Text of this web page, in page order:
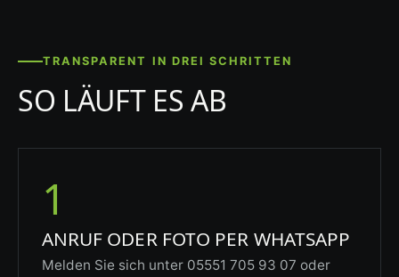
TRANSPARENT IN DREI SCHRITTEN
SO LÄUFT ES AB
1
ANRUF ODER FOTO PER WHATSAPP
Melden Sie sich unter 05551 705 93 07 oder